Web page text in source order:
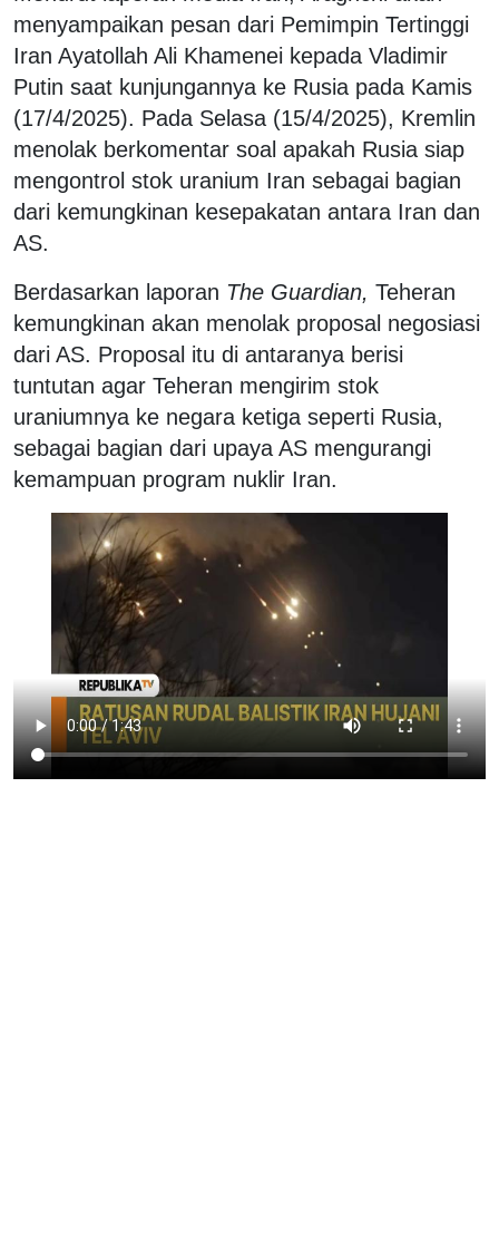
menyampaikan pesan dari Pemimpin Tertinggi
Iran Ayatollah Ali Khamenei kepada Vladimir
Putin saat kunjungannya ke Rusia pada Kamis
(17/4/2025). Pada Selasa (15/4/2025), Kremlin
menolak berkomentar soal apakah Rusia siap
mengontrol stok uranium Iran sebagai bagian
dari kemungkinan kesepakatan antara Iran dan
AS.
Berdasarkan laporan The Guardian, Teheran
kemungkinan akan menolak proposal negosiasi
dari AS. Proposal itu di antaranya berisi
tuntutan agar Teheran mengirim stok
uraniumnya ke negara ketiga seperti Rusia,
sebagai bagian dari upaya AS mengurangi
kemampuan program nuklir Iran.